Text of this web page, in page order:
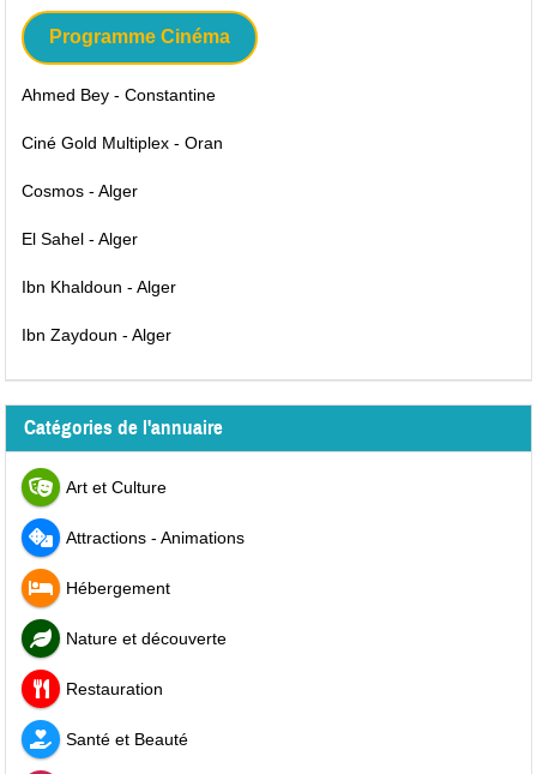
Programme Cinéma
Ahmed Bey - Constantine
Ciné Gold Multiplex - Oran
Cosmos - Alger
El Sahel - Alger
Ibn Khaldoun - Alger
Ibn Zaydoun - Alger
Catégories de l'annuaire
Art et Culture
Attractions - Animations
Hébergement
Nature et découverte
Restauration
Santé et Beauté